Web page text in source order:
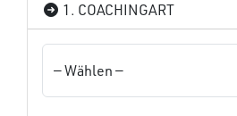
1. COACHINGART